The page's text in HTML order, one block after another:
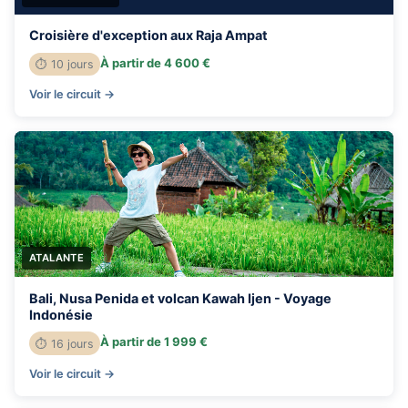
Croisière d'exception aux Raja Ampat
⏱ 10 jours À partir de 4 600 €
Voir le circuit →
ATALANTE
Bali, Nusa Penida et volcan Kawah Ijen - Voyage
Indonésie
⏱ 16 jours À partir de 1 999 €
Voir le circuit →